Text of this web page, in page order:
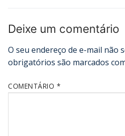
Deixe um comentário
O seu endereço de e-mail não
obrigatórios são marcados
COMENTÁRIO *